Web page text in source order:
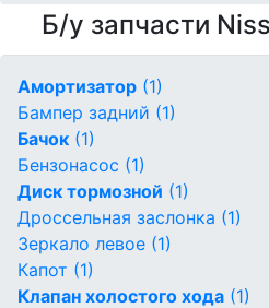
Б/у запчасти
Амортизатор (1)
Бампер задний (1)
Бачок (1)
Бензонасос (1)
Диск тормозной (1)
Дроссельная заслонка (1)
Зеркало левое (1)
Капот (1)
Клапан холостого хода (1)